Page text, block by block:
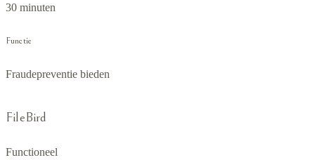
30 minuten
Functie
Fraudepreventie bieden
FileBird
Functioneel